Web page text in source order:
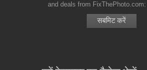
and deals from FixThePhoto.com